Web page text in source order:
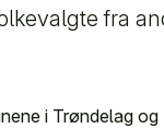
fra
i Trøndelag